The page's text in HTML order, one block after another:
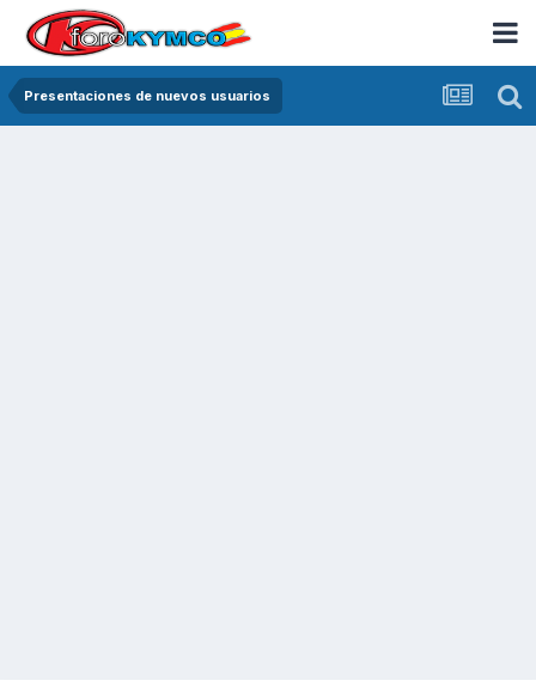
Presentaciones de nuevos usuarios